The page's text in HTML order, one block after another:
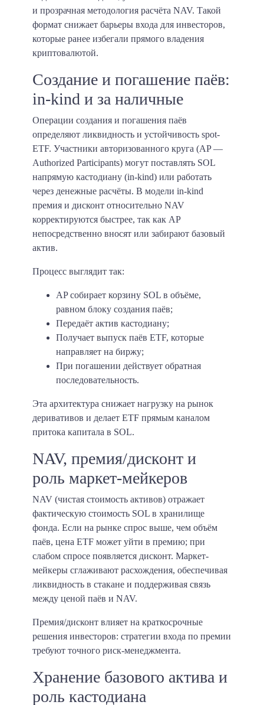
и прозрачная методология расчёта NAV. Такой
формат снижает барьеры входа для инвесторов,
которые ранее избегали прямого владения
криптовалютой.
Создание и погашение паёв:
in-kind и за наличные
Операции создания и погашения паёв
определяют ликвидность и устойчивость spot-
ETF. Участники авторизованного круга (AP —
Authorized Participants) могут поставлять SOL
напрямую кастодиану (in-kind) или работать
через денежные расчёты. В модели in-kind
премия и дисконт относительно NAV
корректируются быстрее, так как AP
непосредственно вносят или забирают базовый
актив.
Процесс выглядит так:
AP собирает корзину SOL в объёме,
равном блоку создания паёв;
Передаёт актив кастодиану;
Получает выпуск паёв ETF, которые
направляет на биржу;
При погашении действует обратная
последовательность.
Эта архитектура снижает нагрузку на рынок
деривативов и делает ETF прямым каналом
притока капитала в SOL.
NAV, премия/дисконт и
роль маркет-мейкеров
NAV (чистая стоимость активов) отражает
фактическую стоимость SOL в хранилище
фонда. Если на рынке спрос выше, чем объём
паёв, цена ETF может уйти в премию; при
слабом спросе появляется дисконт. Маркет-
мейкеры сглаживают расхождения, обеспечивая
ликвидность в стакане и поддерживая связь
между ценой паёв и NAV.
Премия/дисконт влияет на краткосрочные
решения инвесторов: стратегии входа по премии
требуют точного риск-менеджмента.
Хранение базового актива и
роль кастодиана